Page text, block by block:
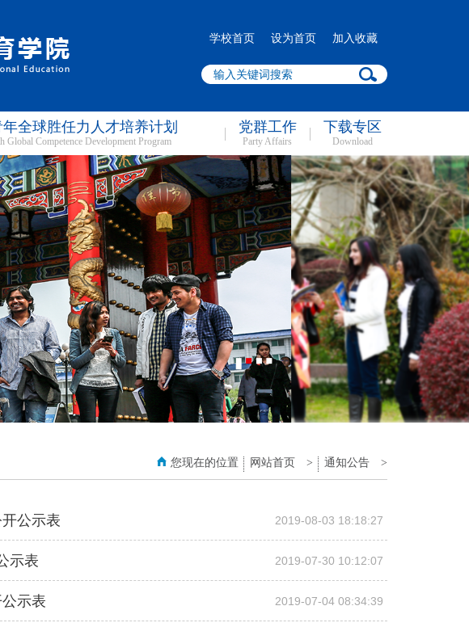
学校首页 设为首页 加入收藏
年全球胜任力人才培养计划
Global Competence Development Program
党群工作
Party Affairs
下载专区
Download
您现在的位置 网站首页 > 通知公告 >
公示表 2019-08-03 18:18:27
示表 2019-07-30 10:12:07
示表 2019-07-04 08:34:39